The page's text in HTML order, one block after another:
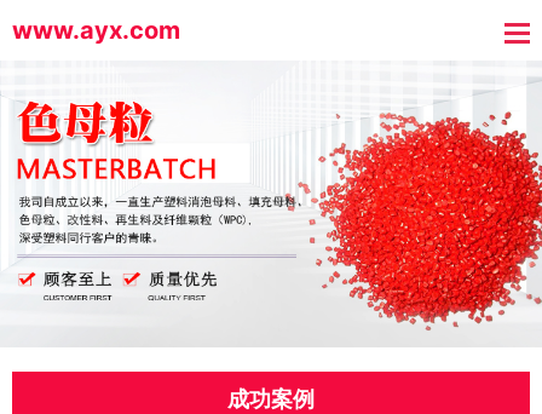
www.ayx.com
成功案例